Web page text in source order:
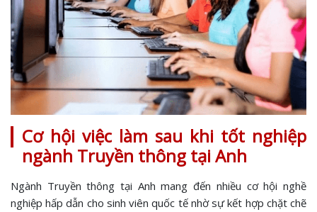
Cơ hội việc làm sau khi tốt nghiệp
ngành Truyền thông tại Anh
Ngành Truyền thông tại Anh mang đến nhiều cơ hội nghề
nghiệp hấp dẫn cho sinh viên quốc tế nhờ sự kết hợp chặt chẽ